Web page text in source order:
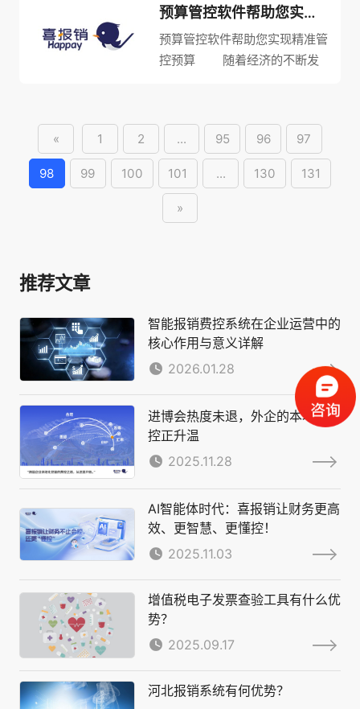
理资金流，提高运营效率，减少
财务风险。下面我们就来聊一聊
企业费用管控的重要性与方法。
预算管控软件帮助您实现精准管控预算
预算管控软件帮助您实现精准管
控预算 随着经济的不断发
性和管控的有效性对企业的发展
至关重要。为了解决这一问题，
很多公司开始采用预算管控软
件，...
« 1 2 ... 95 96 97
98 99 100 101 ... 130 131
»
推荐文章
智能报销费控系统在企业运营中的
核心作用与意义详解
2026.01.28
进博会热度未退，外企的本地化费
控正升温
2025.11.28
AI智能体时代：喜报销让财务更高
效、更智慧、更懂控！
2025.11.03
增值税电子发票查验工具有什么优
势？
2025.09.17
河北报销系统有何优势？